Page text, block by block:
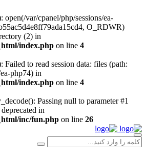
open(/var/cpanel/php/sessions/ea-
O_RDWR)
(2) in
index.php on line 4
Failed to read session data: files (path:
php74) in
index.php on line 4
Passing null to parameter #1
in
inc/fun.php on line 26